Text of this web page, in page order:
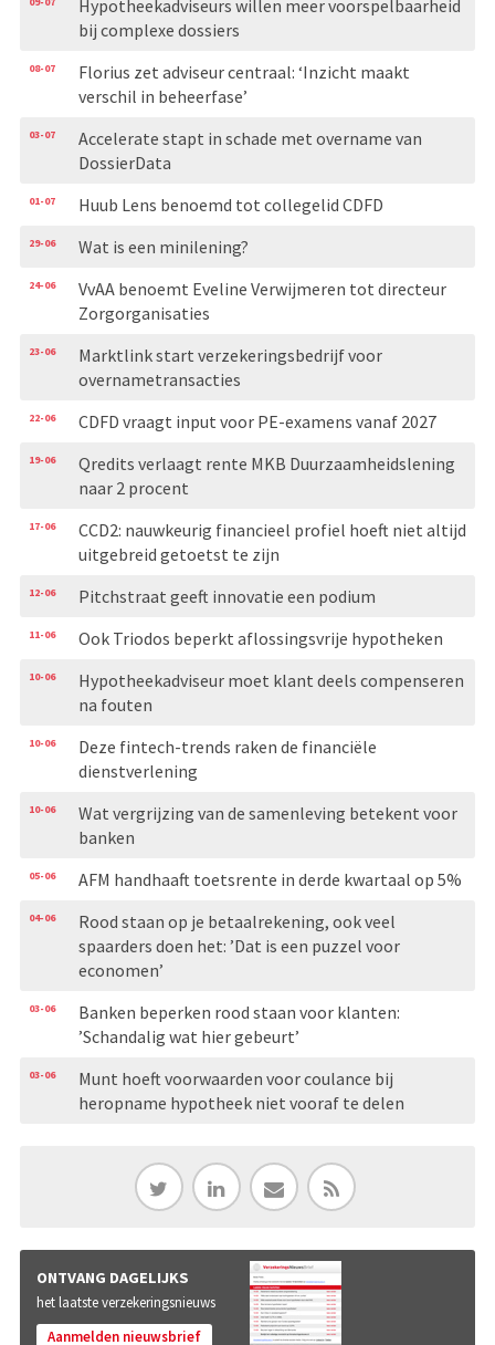
Hypotheekadviseurs willen meer voorspelbaarheid
bij complexe dossiers
08-07
Florius zet adviseur centraal: ‘Inzicht maakt
verschil in beheerfase’
03-07
Accelerate stapt in schade met overname van
DossierData
01-07 Huub Lens benoemd tot collegelid CDFD
29-06 Wat is een minilening?
24-06
VvAA benoemt Eveline Verwijmeren tot directeur
Zorgorganisaties
23-06
Marktlink start verzekeringsbedrijf voor
overnametransacties
22-06 CDFD vraagt input voor PE-examens vanaf 2027
19-06
Qredits verlaagt rente MKB Duurzaamheidslening
naar 2 procent
17-06
CCD2: nauwkeurig financieel profiel hoeft niet altijd
uitgebreid getoetst te zijn
12-06 Pitchstraat geeft innovatie een podium
11-06 Ook Triodos beperkt aflossingsvrije hypotheken
10-06
Hypotheekadviseur moet klant deels compenseren
na fouten
10-06
Deze fintech-trends raken de financiële
dienstverlening
10-06
Wat vergrijzing van de samenleving betekent voor
banken
05-06 AFM handhaaft toetsrente in derde kwartaal op 5%
04-06
Rood staan op je betaalrekening, ook veel
spaarders doen het: ’Dat is een puzzel voor
economen’
03-06
Banken beperken rood staan voor klanten:
’Schandalig wat hier gebeurt’
03-06
Munt hoeft voorwaarden voor coulance bij
heropname hypotheek niet vooraf te delen
ONTVANG DAGELIJKS
het laatste verzekeringsnieuws
Aanmelden nieuwsbrief